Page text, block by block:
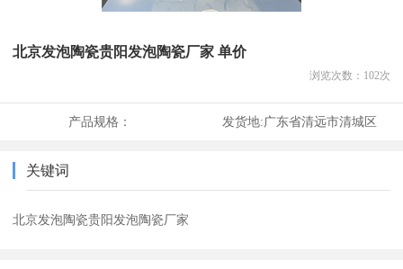
北京发泡陶瓷贵阳发泡陶瓷厂家 单价
浏览次数： 102次
产品规格： 发货地:广东省清远市清城区
关键词
北京发泡陶瓷贵阳发泡陶瓷厂家